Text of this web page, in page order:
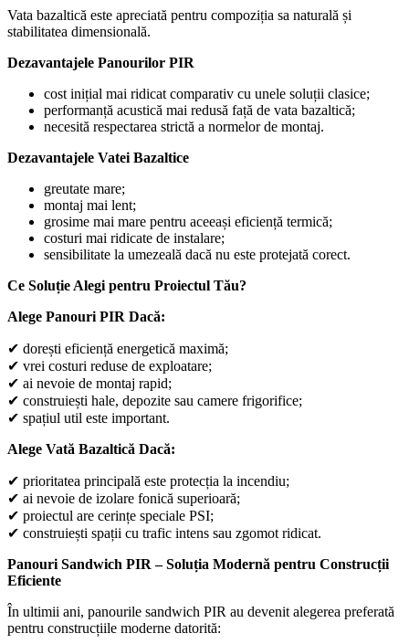
Vata bazaltică este apreciată pentru compoziția sa naturală și
stabilitatea dimensională.
Dezavantajele Panourilor PIR
cost inițial mai ridicat comparativ cu unele soluții clasice;
performanță acustică mai redusă față de vata bazaltică;
necesită respectarea strictă a normelor de montaj.
Dezavantajele Vatei Bazaltice
greutate mare;
montaj mai lent;
grosime mai mare pentru aceeași eficiență termică;
costuri mai ridicate de instalare;
sensibilitate la umezeală dacă nu este protejată corect.
Ce Soluție Alegi pentru Proiectul Tău?
Alege Panouri PIR Dacă:
✔ dorești eficiență energetică maximă;
✔ vrei costuri reduse de exploatare;
✔ ai nevoie de montaj rapid;
✔ construiești hale, depozite sau camere frigorifice;
✔ spațiul util este important.
Alege Vată Bazaltică Dacă:
✔ prioritatea principală este protecția la incendiu;
✔ ai nevoie de izolare fonică superioară;
✔ proiectul are cerințe speciale PSI;
✔ construiești spații cu trafic intens sau zgomot ridicat.
Panouri Sandwich PIR – Soluția Modernă pentru Construcții
Eficiente
În ultimii ani, panourile sandwich PIR au devenit alegerea preferată
pentru construcțiile moderne datorită: